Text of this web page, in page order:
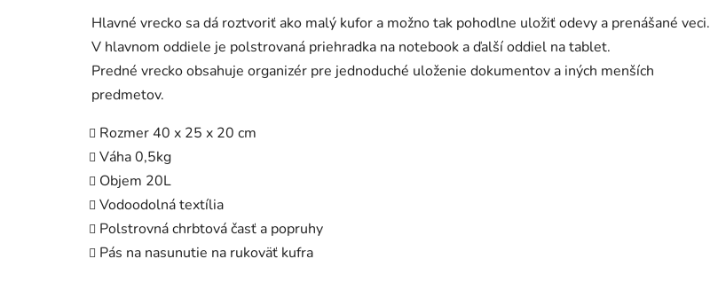
Hlavné vrecko sa dá roztvoriť ako malý kufor a možno tak pohodlne uložiť odevy a prenášané veci.
V hlavnom oddiele je polstrovaná priehradka na notebook a ďalší oddiel na tablet.
Predné vrecko obsahuje organizér pre jednoduché uloženie dokumentov a iných menších
predmetov.
Rozmer 40 x 25 x 20 cm
Váha 0,5kg
Objem 20L
Vodoodolná textília
Polstrovná chrbtová časť a popruhy
Pás na nasunutie na rukoväť kufra